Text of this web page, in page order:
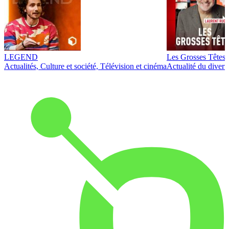
LEGEND
Actualités, Culture et société, Télévision et cinéma
Les Grosses Têtes
Actualité du